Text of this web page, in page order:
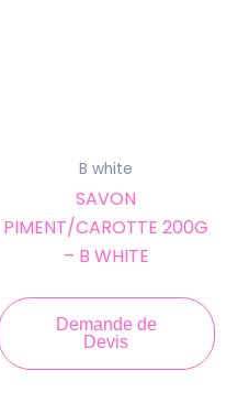
B white
SAVON
PIMENT/CAROTTE 200G
– B WHITE
Demande de
Devis